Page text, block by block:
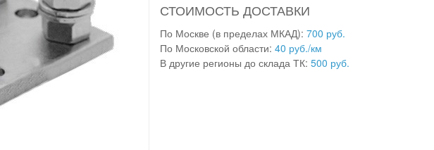
СТОИМОСТЬ ДОСТАВКИ
По Москве (в пределах МКАД): 700 руб.
По Московской области: 40 руб./км
В другие регионы до склада ТК: 500 руб.